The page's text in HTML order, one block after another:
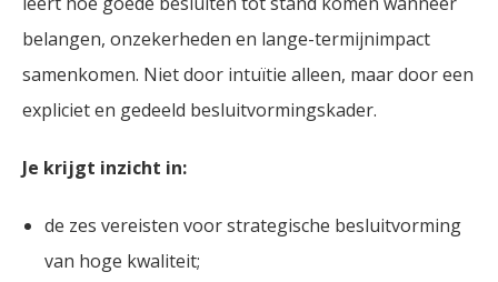
belangen, onzekerheden en lange-termijnimpact
samenkomen. Niet door intuïtie alleen, maar door een
expliciet en gedeeld besluitvormingskader.
Je krijgt inzicht in:
de zes vereisten voor strategische besluitvorming
van hoge kwaliteit;